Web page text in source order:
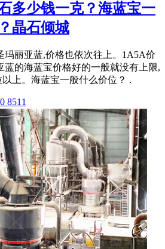
多少钱一克？海蓝宝一
晶石倾城
玛丽亚蓝,价格也依次往上。1A5A价
蓝的海蓝宝价格好的一般就没有上限,
上。海蓝宝一般什么价位？ .
8511